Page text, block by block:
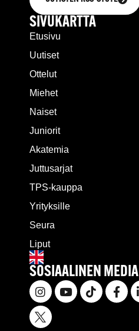
SIVUKARTTA
Etusivu
Uutiset
Ottelut
Miehet
Naiset
Juniorit
Akatemia
Juttusarjat
TPS-kauppa
Yrityksille
Seura
Liput
SOSIAALINEN MEDIA